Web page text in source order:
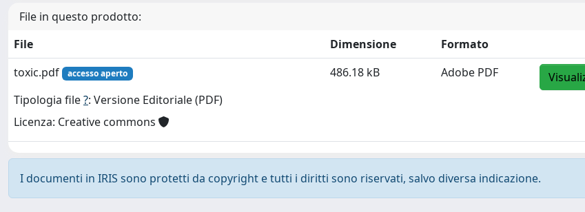
File in questo prodotto:
File
Dimensione
Formato
toxic.pdf
accesso aperto
Tipologia file?: Versione Editoriale (PDF)
Licenza: Creative commons
486.18 kB Adobe PDF
I documenti in IRIS sono protetti da copyright e tutti i diritti sono riservati, salvo diversa indicazione.